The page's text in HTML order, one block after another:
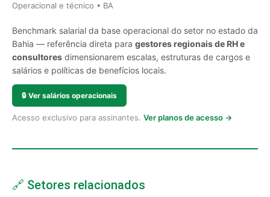
Operacional e técnico • BA
Benchmark salarial da base operacional do setor no estado da
Bahia — referência direta para gestores regionais de RH e
consultores dimensionarem escalas, estruturas de cargos e
salários e políticas de benefícios locais.
🔒 Ver salários operacionais
Acesso exclusivo para assinantes. Ver planos de acesso →
🔗 Setores relacionados